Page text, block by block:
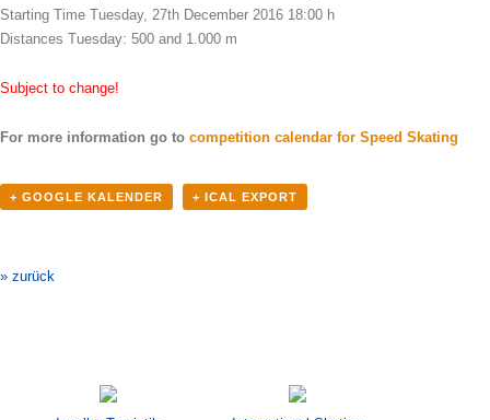
Starting Time Tuesday, 27th December 2016 18:00 h
Distances Tuesday: 500 and 1.000 m
Subject to change!
For more information go to competition calendar for Speed Skating
+ GOOGLE KALENDER + ICAL EXPORT
» zurück